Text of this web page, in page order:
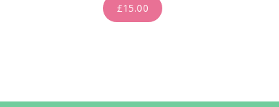
£15.00